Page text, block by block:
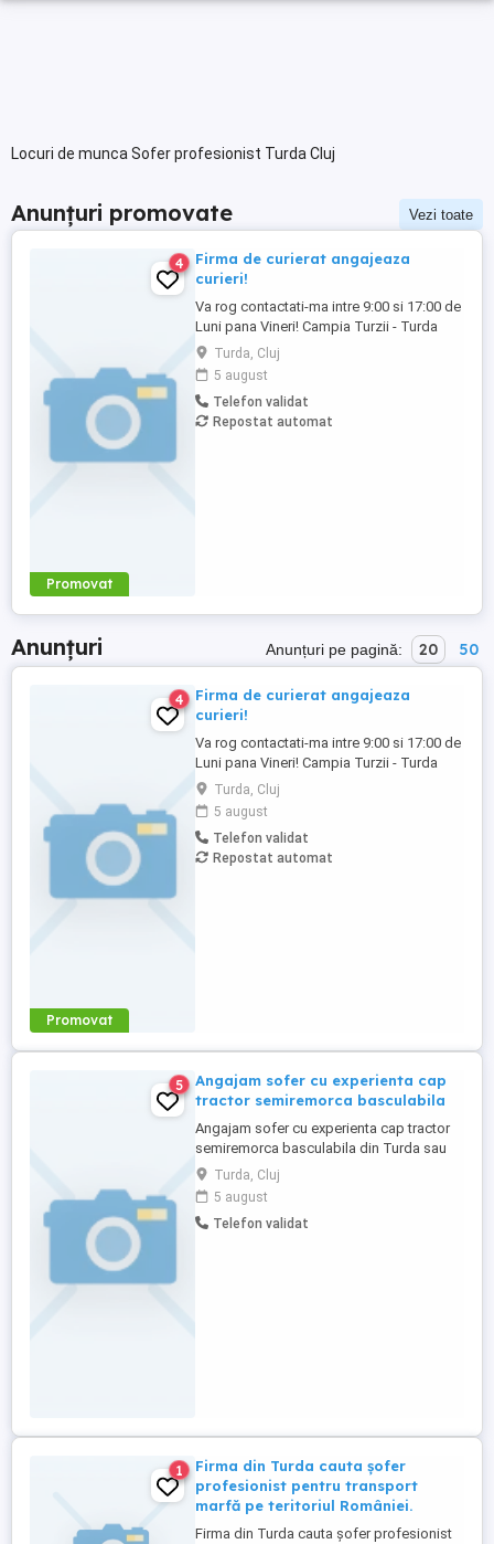
Locuri de munca Sofer profesionist Turda Cluj
Anunțuri promovate Vezi toate
Promovat
4
Firma de curierat angajeaza
curieri!
Va rog contactati-ma intre 9:00 si 17:00 de
Luni pana Vineri! Campia Turzii - Turda
Căutăm un coleg responsabil și energic
pentru poziția de Curier, care să se alăture
echipei noastre. Vei avea un rol esențial în
livrarea coletelor către clienți și în oferirea
unei experiențe de calitate prin
Turda, Cluj
5 august
Telefon validat
Repostat automat
Anunțuri Anunțuri pe pagină: 20 50
Promovat
4
Firma de curierat angajeaza
curieri!
Va rog contactati-ma intre 9:00 si 17:00 de
Luni pana Vineri! Campia Turzii - Turda
Căutăm un coleg responsabil și energic
pentru poziția de Curier, care să se alăture
echipei noastre. Vei avea un rol esențial în
livrarea coletelor către clienți și în oferirea
unei experiențe de calitate prin
Turda, Cluj
5 august
Telefon validat
Repostat automat
5
Angajam sofer cu experienta cap
tractor semiremorca basculabila
Angajam sofer cu experienta cap tractor
semiremorca basculabila din Turda sau
imprejurimi
Turda, Cluj
5 august
Telefon validat
1
Firma din Turda cauta șofer
profesionist pentru transport
marfă pe teritoriul României.
Firma din Turda cauta șofer profesionist